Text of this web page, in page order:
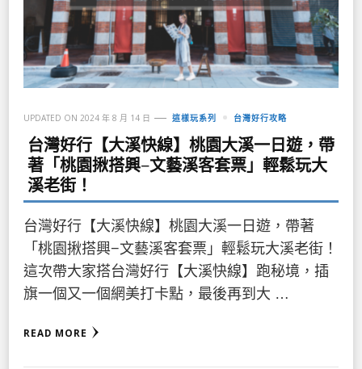
UPDATED ON 2024 年 8 月 14 日 這樣玩系列 台灣好行攻略
台灣好行【大溪快線】桃園大溪一日遊，帶
著「桃園揪搭興−文藝溪客套票」輕鬆玩大
溪老街！
台灣好行【大溪快線】桃園大溪一日遊，帶著
「桃園揪搭興−文藝溪客套票」輕鬆玩大溪老街！
這次帶大家搭台灣好行【大溪快線】跑秘境，插
旗一個又一個網美打卡點，最後再到大 …
READ MORE